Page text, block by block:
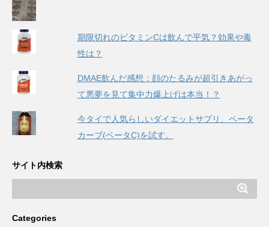
期限切れのビタミンCは飲んで平気？効果や毒
性は？
DMAE飲んだ感想：顔のたるみが超引きあがっ
て悪夢を見て集中力爆上げは本当！？
今タイで人気らしいダイエットサプリ、ベータ
カーブ(ベータC)を試す。
サイト内検索
Categories